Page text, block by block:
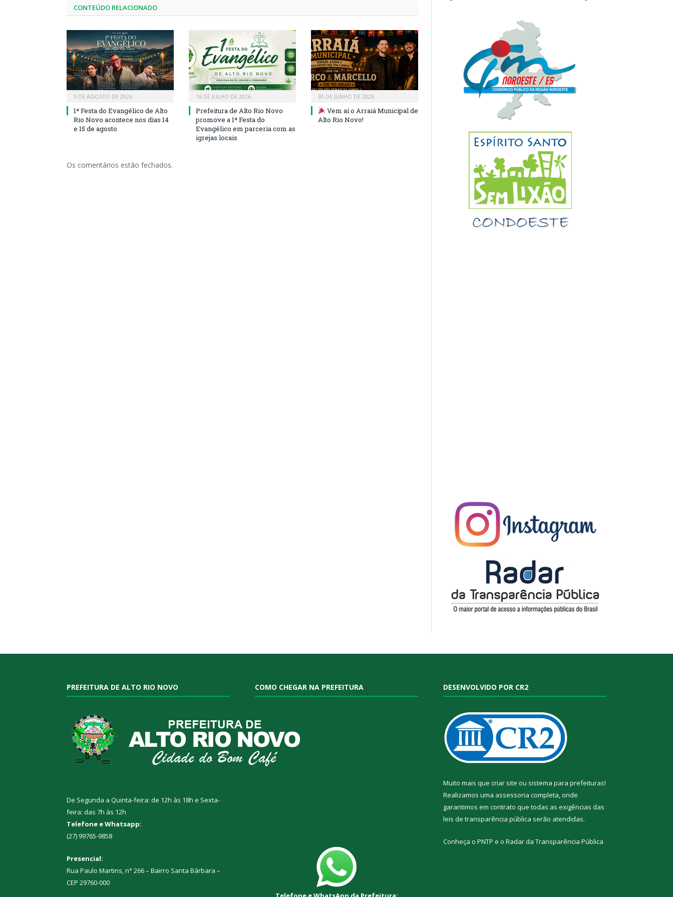
CONTEÚDO RELACIONADO
5 DE AGOSTO DE 2026
1ª Festa do Evangélico de Alto
Rio Novo acontece nos dias 14
e 15 de agosto
16 DE JULHO DE 2026
Prefeitura de Alto Rio Novo
promove a 1ª Festa do
Evangélico em parceria com as
igrejas locais
30 DE JUNHO DE 2026
Vem aí o Arraiá Municipal de
Alto Rio Novo!
Os comentários estão fechados.
PREFEITURA DE ALTO RIO NOVO
De Segunda a Quinta-feira: de 12h às 18h e Sexta-
feira: das 7h às 12h
Telefone e Whatsapp:
(27) 99765-9858
Presencial:
Rua Paulo Martins, n° 266 – Bairro Santa Bárbara –
CEP 29760-000
COMO CHEGAR NA PREFEITURA DESENVOLVIDO POR CR2
Muito mais que criar site ou sistema para prefeituras!
Realizamos uma assessoria completa, onde
garantimos em contrato que todas as exigências das
leis de transparência pública serão atendidas.
Conheça o PNTP e o Radar da Transparência Pública